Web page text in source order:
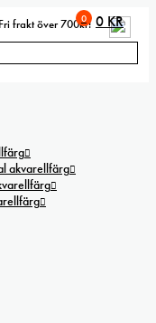
Fri frakt över 700kr!
0 0 KR
akvarellfärg